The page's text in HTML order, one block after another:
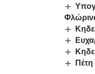
Πέτη